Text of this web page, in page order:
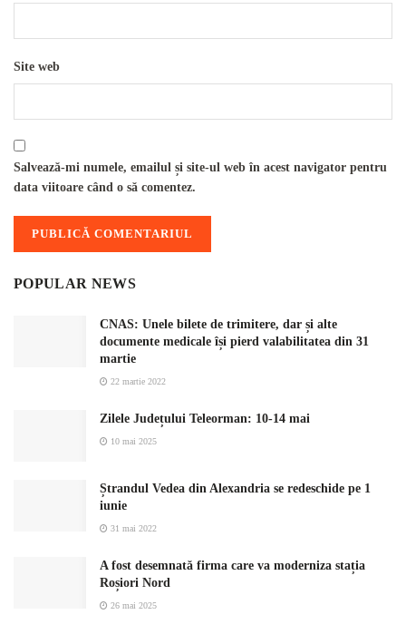
Site web
Salvează-mi numele, emailul și site-ul web în acest navigator pentru
data viitoare când o să comentez.
POPULAR NEWS
CNAS: Unele bilete de trimitere, dar și alte
documente medicale își pierd valabilitatea din 31
martie
22 martie 2022
Zilele Județului Teleorman: 10-14 mai
10 mai 2025
Ștrandul Vedea din Alexandria se redeschide pe 1
iunie
31 mai 2022
A fost desemnată firma care va moderniza stația
Roșiori Nord
26 mai 2025